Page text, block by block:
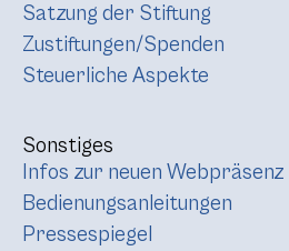
Satzung der Stiftung
Zustiftungen/Spenden
Steuerliche Aspekte
Sonstiges
Infos zur neuen Webpräsenz
Bedienungsanleitungen
Pressespiegel